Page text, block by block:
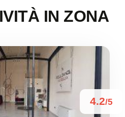
IN ZONA
4.2/5